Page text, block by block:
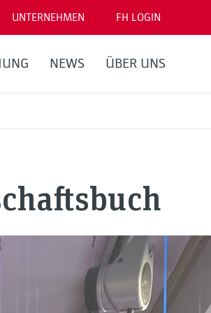
UNTERNEHMEN FH LOGIN
NEWS ÜBER UNS